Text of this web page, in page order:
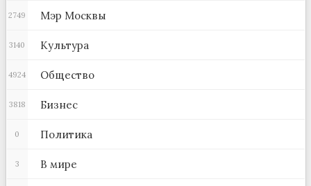
Мэр Москвы
2749
Культура
3140
Общество
4924
Бизнес
3818
Политика
0
В мире
3